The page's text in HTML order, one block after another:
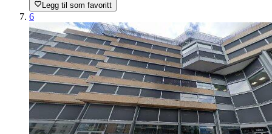
Legg til som favoritt
6